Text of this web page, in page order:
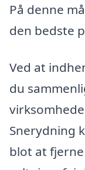
På denne
den bedste
Ved at
du
Snerydning
blot at